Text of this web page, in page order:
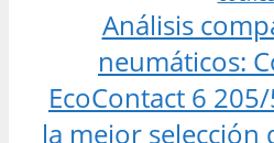
Análisis
neumáticos:
EcoContact 6
la mejor selección